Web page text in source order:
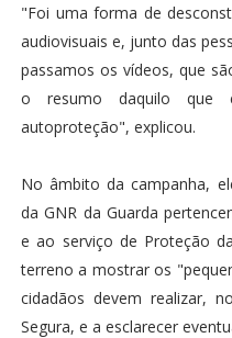
"Foi uma forma de
audiovisuais e, junto das
passamos os vídeos, que
o resumo daquilo
autoproteção", explicou.
No âmbito da campanha,
da GNR da Guarda
e ao serviço de Proteção
terreno a mostrar os
cidadãos devem realizar,
Segura, e a esclarecer